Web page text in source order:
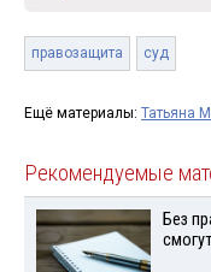
правозащита суд
Ещё материалы: Татьяна
Рекомендуемые
Без